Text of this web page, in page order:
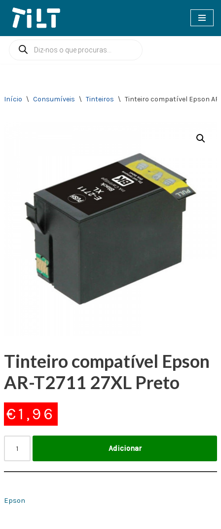
Avançar
para
Início \ Consumíveis \ Tinteiros \ Tinteiro compatível Epson AR-
Tinteiro compatível Epson
AR-T2711 27XL Preto
€1,96
Adicionar
Epson